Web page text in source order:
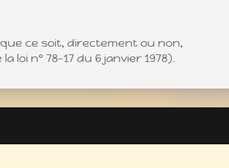
ce soit, directement ou non,
n° 78-17 du 6 janvier 1978).